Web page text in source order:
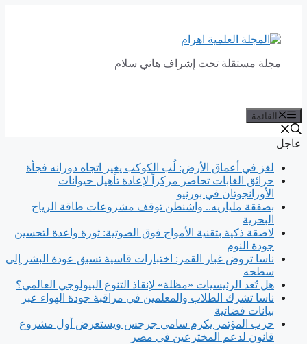
المحتوى
مجلة مستقلة تحت إشراف هاني سلام
القائمة
عاجل
لغز في أعماق الأرض: لُب الكوكب يغير اتجاه دورانه فجأة
حرائق الغابات تحاصر مركزاً لإعادة تأهيل حيوانات
الأورانجوتان في بورنيو
بصفقة ملياريه.. واشنطن توقف مشروعات طاقة الرياح
البحرية
لاصقة ذكية بتقنية الأمواج فوق الصوتية: ثورة واعدة لتحسين
جودة النوم
ناسا تروض غبار القمر: اختبارات قاسية تسبق عودة البشر إلى
سطحه
هل تُعد الرئيسيات «مظلة» لإنقاذ التنوع البيولوجي العالمي؟
ناسا تشرك الطلاب والمعلمين في مراقبة جودة الهواء عبر
بيانات فضائية
حزب المؤتمر يكرم سامي جرجس ويستعرض أول مشروع
قانون لدعم المخترعين في مصر